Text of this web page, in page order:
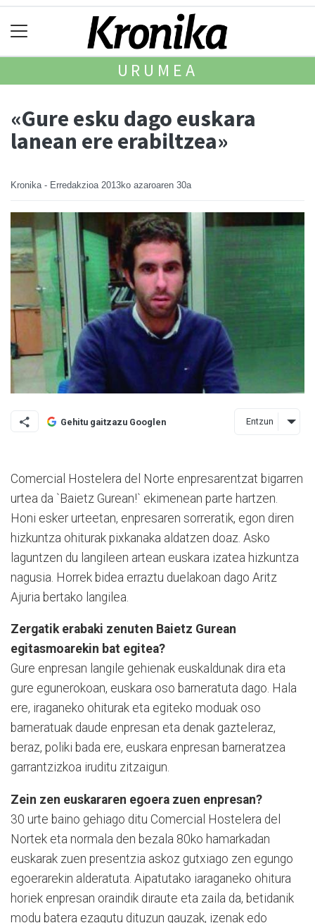
URUMEA
«Gure esku dago euskara
lanean ere erabiltzea»
Kronika - Erredakzioa 2013ko azaroaren 30a
Gehitu gaitzazu Googlen Entzun
Comercial Hostelera del Norte enpresarentzat biga­rren
urtea da `Baietz Gure­an!` ekimenean parte har­tzen.
Honi esker urteetan, enpresaren sorreratik, egon diren
hizkuntza ohi­tu­rak pixkanaka aldatzen doaz. Asko
laguntzen du langileen artean euskara izatea hizkuntza
nagusia. Horrek bidea erraztu due­lakoan dago Aritz
Ajuria bertako langilea.
Zergatik erabaki zenuten Baietz Gurean
egitasmoarekin bat egitea?
Gure enpresan langile gehie­nak euskaldunak dira eta
gure egunerokoan, eus­kara oso barneratuta dago. Hala
ere, iraganeko ohitu­rak eta egiteko modu­ak oso
barneratuak daude enpresan eta denak gazte­leraz,
beraz, poliki bada ere, euskara enpresan barnera­tzea
garrantzizkoa iruditu zitzaigun.
Zein zen euskararen egoera zuen enpresan?
30 urte baino gehiago ditu Comercial Hostelera del
Nortek eta normala den bezala 80ko hamarkadan
euskarak zuen presentzia askoz gutxiago zen egungo
egoerarekin alderatuta. Aipatutako iaraganeko ohitura
horiek enpresan oraindik diraute eta zaila da, betidanik
modu batera ezagutu dituzun gauzak, izenak edo